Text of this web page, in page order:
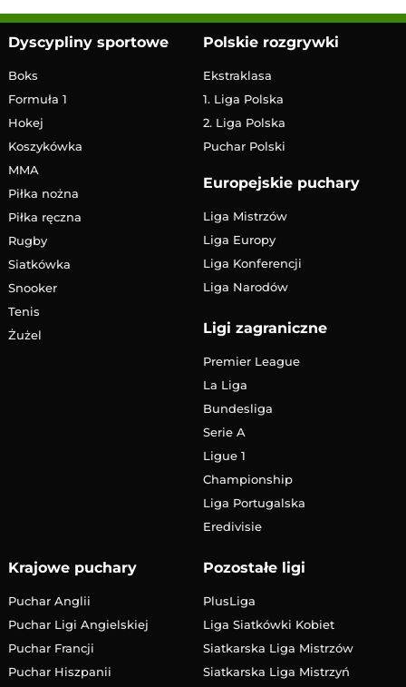
Dyscypliny sportowe
Boks
Formuła 1
Hokej
Koszykówka
MMA
Piłka nożna
Piłka ręczna
Rugby
Siatkówka
Snooker
Tenis
Żużel
Polskie rozgrywki
Ekstraklasa
1. Liga Polska
2. Liga Polska
Puchar Polski
Europejskie puchary
Liga Mistrzów
Liga Europy
Liga Konferencji
Liga Narodów
Ligi zagraniczne
Premier League
La Liga
Bundesliga
Serie A
Ligue 1
Championship
Liga Portugalska
Eredivisie
Krajowe puchary
Puchar Anglii
Puchar Ligi Angielskiej
Puchar Francji
Puchar Hiszpanii
Pozostałe ligi
PlusLiga
Liga Siatkówki Kobiet
Siatkarska Liga Mistrzów
Siatkarska Liga Mistrzyń